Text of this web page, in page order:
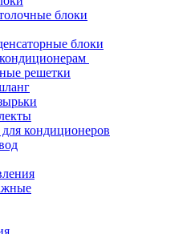
блоки
блоки
решетки
кондиционеров